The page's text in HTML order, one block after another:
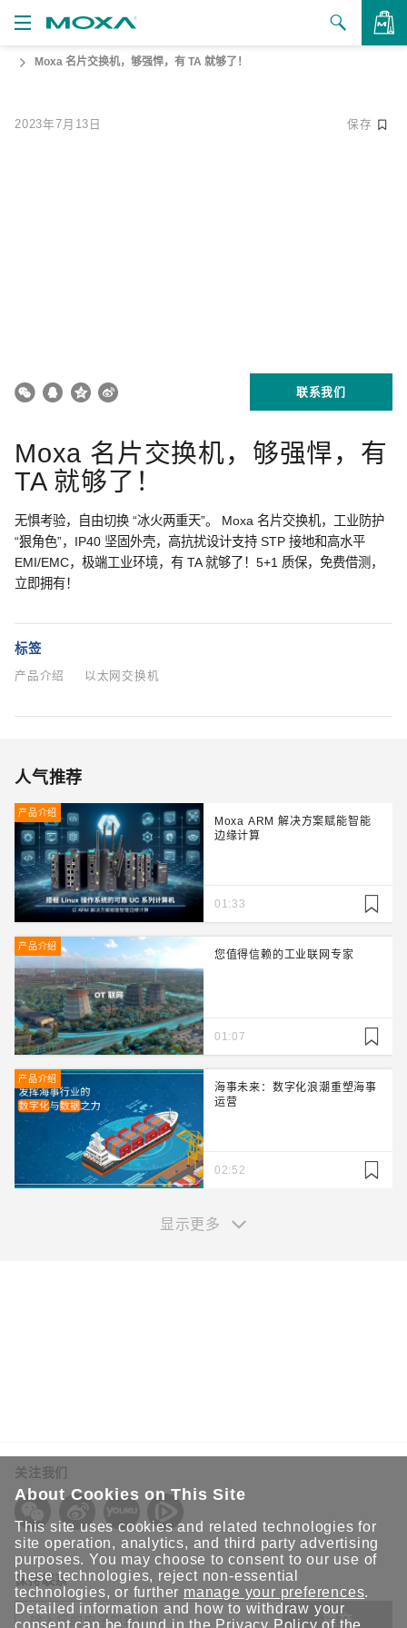
品 Moxa 名片交换机，够强悍，有 TA 就够了！
2023年7月13日 保存
联系我们
Moxa 名片交换机，够强悍，有
TA 就够了！
无惧考验，自由切换 “冰火两重天”。 Moxa 名片交换机，工业防护
“狠角色”，IP40 坚固外壳，高抗扰设计支持 STP 接地和高水平
EMI/EMC，极端工业环境，有 TA 就够了！5+1 质保，免费借测，
立即拥有！
标签
产品介绍 以太网交换机
人气推荐
产品介绍
Moxa ARM 解决方案赋能智能
边缘计算
01:33
产品介绍
您值得信赖的工业联网专家
01:07
产品介绍
海事未来：数字化浪潮重塑海事
运营
02:52
显示更多
名*
邮箱*
关注我们
保持联系
提交
查看询价
About Cookies on This Site
This site uses cookies and related technologies for
site operation, analytics, and third party advertising
purposes. You may choose to consent to our use of
these technologies, reject non-essential
technologies, or further manage your preferences.
Detailed information and how to withdraw your
consent can be found in the Privacy Policy of the